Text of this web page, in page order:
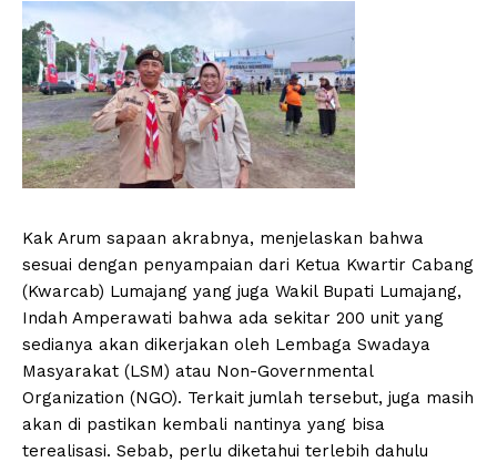
Kak Arum sapaan akrabnya, menjelaskan bahwa
sesuai dengan penyampaian dari Ketua Kwartir Cabang
(Kwarcab) Lumajang yang juga Wakil Bupati Lumajang,
Indah Amperawati bahwa ada sekitar 200 unit yang
sedianya akan dikerjakan oleh Lembaga Swadaya
Masyarakat (LSM) atau Non-Governmental
Organization (NGO). Terkait jumlah tersebut, juga masih
akan di pastikan kembali nantinya yang bisa
terealisasi. Sebab, perlu diketahui terlebih dahulu